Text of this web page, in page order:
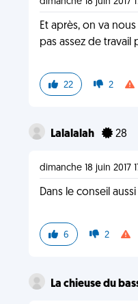
Et après, on va
pas assez de
22 2
Lalalalah 28
dimanche 18 juin 2017
Dans le conseil aussi
6 2
La chieuse du